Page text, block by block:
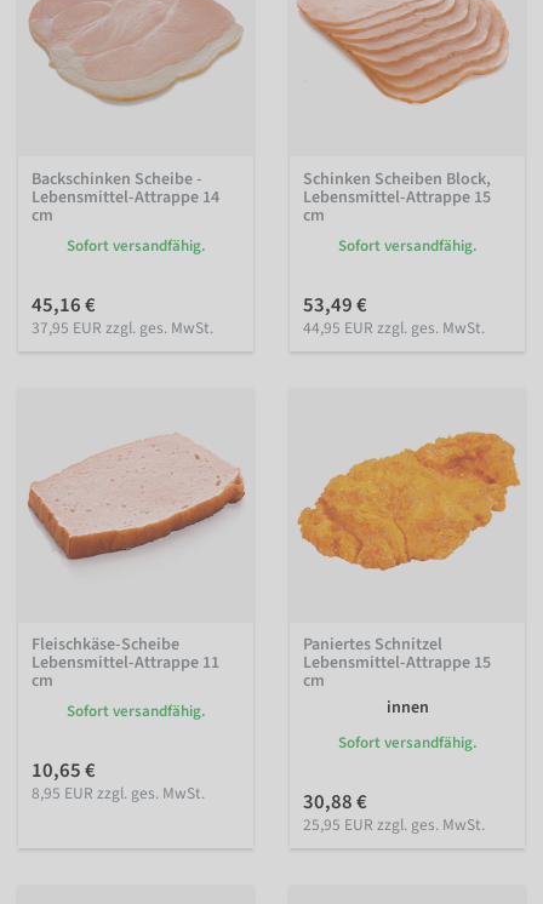
Backschinken Scheibe -
Lebensmittel-Attrappe 14
cm
Sofort versandfähig.
45,16 €
37,95 EUR zzgl. ges. MwSt.
Schinken Scheiben Block,
Lebensmittel-Attrappe 15
cm
Sofort versandfähig.
53,49 €
44,95 EUR zzgl. ges. MwSt.
Fleischkäse-Scheibe
Lebensmittel-Attrappe 11
cm
Sofort versandfähig.
10,65 €
8,95 EUR zzgl. ges. MwSt.
Paniertes Schnitzel
Lebensmittel-Attrappe 15
cm
innen
Sofort versandfähig.
30,88 €
25,95 EUR zzgl. ges. MwSt.